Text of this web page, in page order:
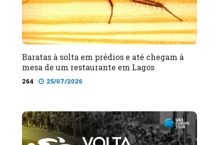
Baratas à solta em prédios e até chegam à
mesa de um restaurante em Lagos
264 25/07/2026